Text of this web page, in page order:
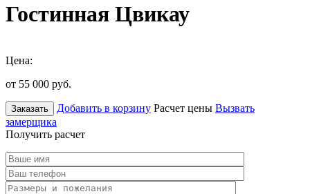
Гостинная Цвикау
Цена:
от 55 000 руб.
Заказать Добавить в корзину Расчет цены Вызвать
замерщика
Получить расчет